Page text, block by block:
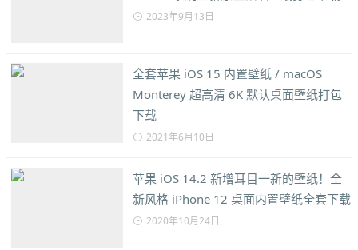
2023年9月13日
全套苹果 iOS 15 内置壁纸 / macOS
Monterey 超高清 6K 默认桌面壁纸打包
下载
2021年6月10日
苹果 iOS 14.2 新增耳目一新的壁纸！全
新风格 iPhone 12 桌面内置壁纸全套下载
2020年10月24日